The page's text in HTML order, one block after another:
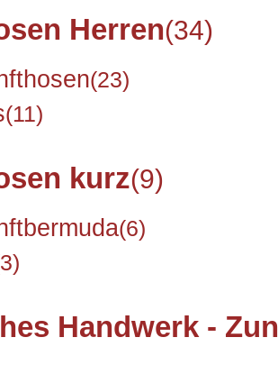
Herren(34)
(23)
(11)
kurz(9)
(6)
Handwerk -